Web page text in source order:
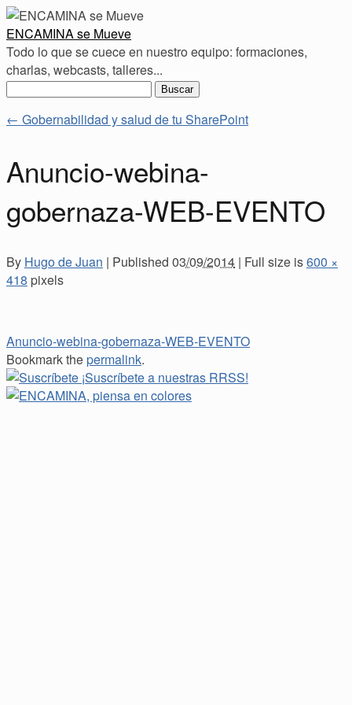
ENCAMINA se Mueve
Todo lo que se cuece en nuestro equipo: formaciones,
charlas, webcasts, talleres...
Buscar:
← Gobernabilidad y salud de tu SharePoint
Anuncio-webina-
gobernaza-WEB-EVENTO
By Hugo de Juan | Published 03/09/2014 | Full size is600 ×
418 pixels
Anuncio-webina-gobernaza-WEB-EVENTO
Bookmark thepermalink.
¡Suscríbete a nuestras RRSS!